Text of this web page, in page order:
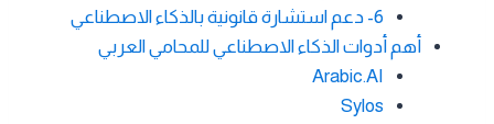
6- دعم استشارة قانونية بالذكاء الاصطناعي
أهم أدوات الذكاء الاصطناعي للمحامي العربي
Arabic.AI
Sylos